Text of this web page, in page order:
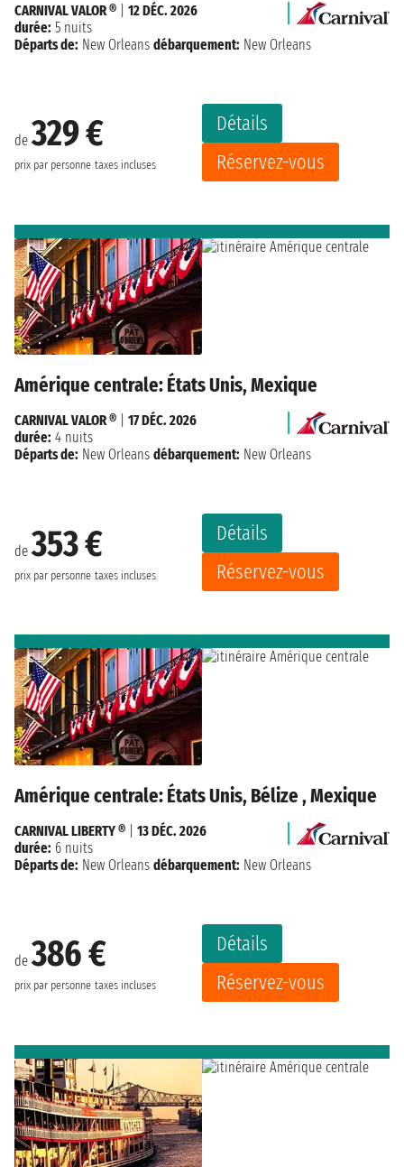
de329 €
prix par personne taxes incluses
Détails
Réservez-vous
CARNIVAL VALOR ®
12 DÉC. 2026
durée: 5 nuits
Départs de: New Orleans débarquement: New Orleans
Amérique centrale: États Unis, Mexique
de353 €
prix par personne taxes incluses
Détails
Réservez-vous
CARNIVAL VALOR ®
17 DÉC. 2026
durée: 4 nuits
Départs de: New Orleans débarquement: New Orleans
Amérique centrale: États Unis, Bélize , Mexique
de386 €
prix par personne taxes incluses
Détails
Réservez-vous
CARNIVAL LIBERTY ®
13 DÉC. 2026
durée: 6 nuits
Départs de: New Orleans débarquement: New Orleans